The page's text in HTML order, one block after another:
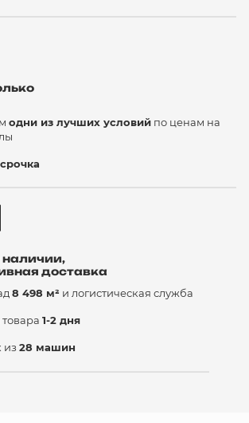
одни из лучших условий по ценам на
наличии,
доставка
8 498 м² и логистическая служба
1-2 дня
из 28 машин